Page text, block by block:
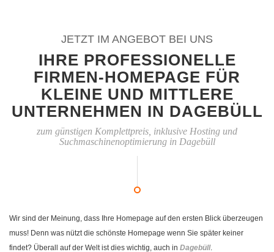
JETZT IM ANGEBOT BEI UNS
IHRE PROFESSIONELLE
FIRMEN-HOMEPAGE FÜR
KLEINE UND MITTLERE
UNTERNEHMEN IN DAGEBÜLL
zum günstigen Komplettpreis, inklusive Hosting und
Suchmaschinenoptimierung in Dagebüll
Wir sind der Meinung, dass Ihre Homepage auf den ersten Blick überzeugen
muss! Denn was nützt die schönste Homepage wenn Sie später keiner
findet? Überall auf der Welt ist dies wichtig, auch in Dagebüll.